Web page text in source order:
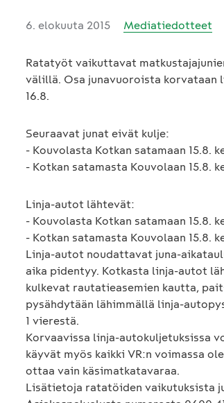
6. elokuuta 2015 Mediatiedotteet
Ratatyöt vaikuttavat
välillä. Osa junavuoroista korvataan
16.8.
Seuraavat junat eivät kulje:
- Kouvolasta Kotkan satamaan 15.8.
- Kotkan satamasta Kouvolaan 15.8.
Linja-autot lähtevät:
- Kouvolasta Kotkan satamaan 15.8.
- Kotkan satamasta Kouvolaan 15.8.
Linja-autot noudattavat juna-
aika pidentyy. Kotkasta linja-autot
kulkevat rautatieasemien kautta,
pysähdytään lähimmällä linja-
1 vierestä.
Korvaavissa linja-autokuljetuksissa
käyvät myös kaikki VR:n voimassa
ottaa vain käsimatkatavaraa.
Lisätietoja ratatöiden vaikutuksista